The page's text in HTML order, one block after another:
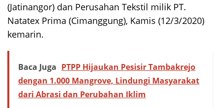
(Jatinangor) dan Perusahan Tekstil milik PT.
Natatex Prima (Cimanggung), Kamis (12/3/2020)
kemarin.
Baca Juga PTPP Hijaukan Pesisir Tambakrejo
dengan 1.000 Mangrove, Lindungi Masyarakat
dari Abrasi dan Perubahan Iklim